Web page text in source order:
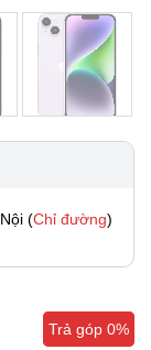
(Chỉ đường)
Trả góp 0%
Trả góp 0%